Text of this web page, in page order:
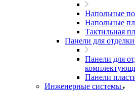
Напольные
Напольные
Тактильная
Панели для
Панели для
Панели
Инженерные системы